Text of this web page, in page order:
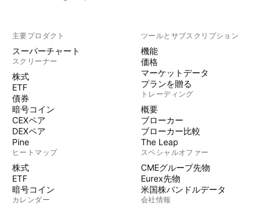
主要プロダクト
スーパーチャート
スクリーナー
株式
ETF
債券
暗号コイン
CEXペア
DEXペア
Pine
ヒートマップ
株式
ETF
暗号コイン
カレンダー
ツールとサブスクリプション
機能
価格
マーケットデータ
プランを贈る
トレーディング
概要
ブローカー
ブローカー比較
The Leap
スペシャルオファー
CMEグループ先物
Eurex先物
米国株バンドルデータ
会社情報